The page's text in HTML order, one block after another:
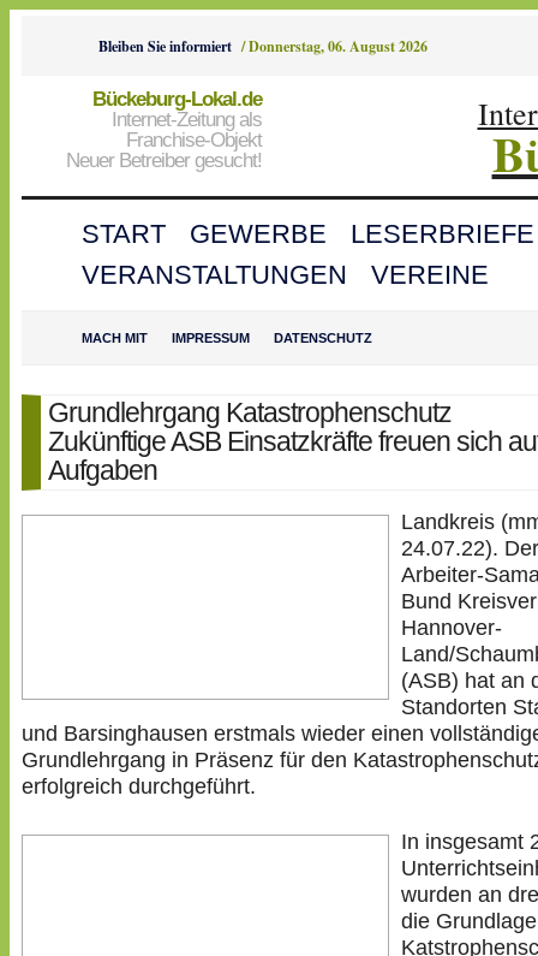
Bleiben Sie informiert /Donnerstag, 06. August 2026
Bückeburg-Lokal.de
Internet-Zeitung als
Franchise-Objekt
Neuer Betreiber gesucht!
START GEWERBE
LESERBRIEFE
VERANSTALTUNGEN
VEREINE
MACH MIT IMPRESSUM DATENSCHUTZ
Grundlehrgang Katastrophenschutz
Zukünftige ASB Einsatzkräfte freuen sich
Aufgaben
Landkreis
24.07.22). Der
Arbeiter-
Bund
Hannover-
Land/
(ASB) hat an
Standorten
und Barsinghausen erstmals wieder einen
Grundlehrgang in Präsenz für den
erfolgreich durchgeführt.
In insgesamt
wurden an
die